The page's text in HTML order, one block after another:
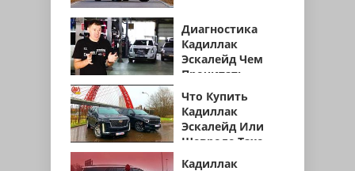
Диагностика
Кадиллак
Эскалейд Чем
Прочитать
Что Купить
Кадиллак
Эскалейд Или
Шевроле Тахо
Кадиллак